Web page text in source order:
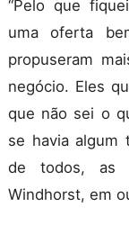
“Pelo que
uma oferta
propuseram
negócio. Eles
que não sei o
se havia algum
de todos, as
Windhorst, em